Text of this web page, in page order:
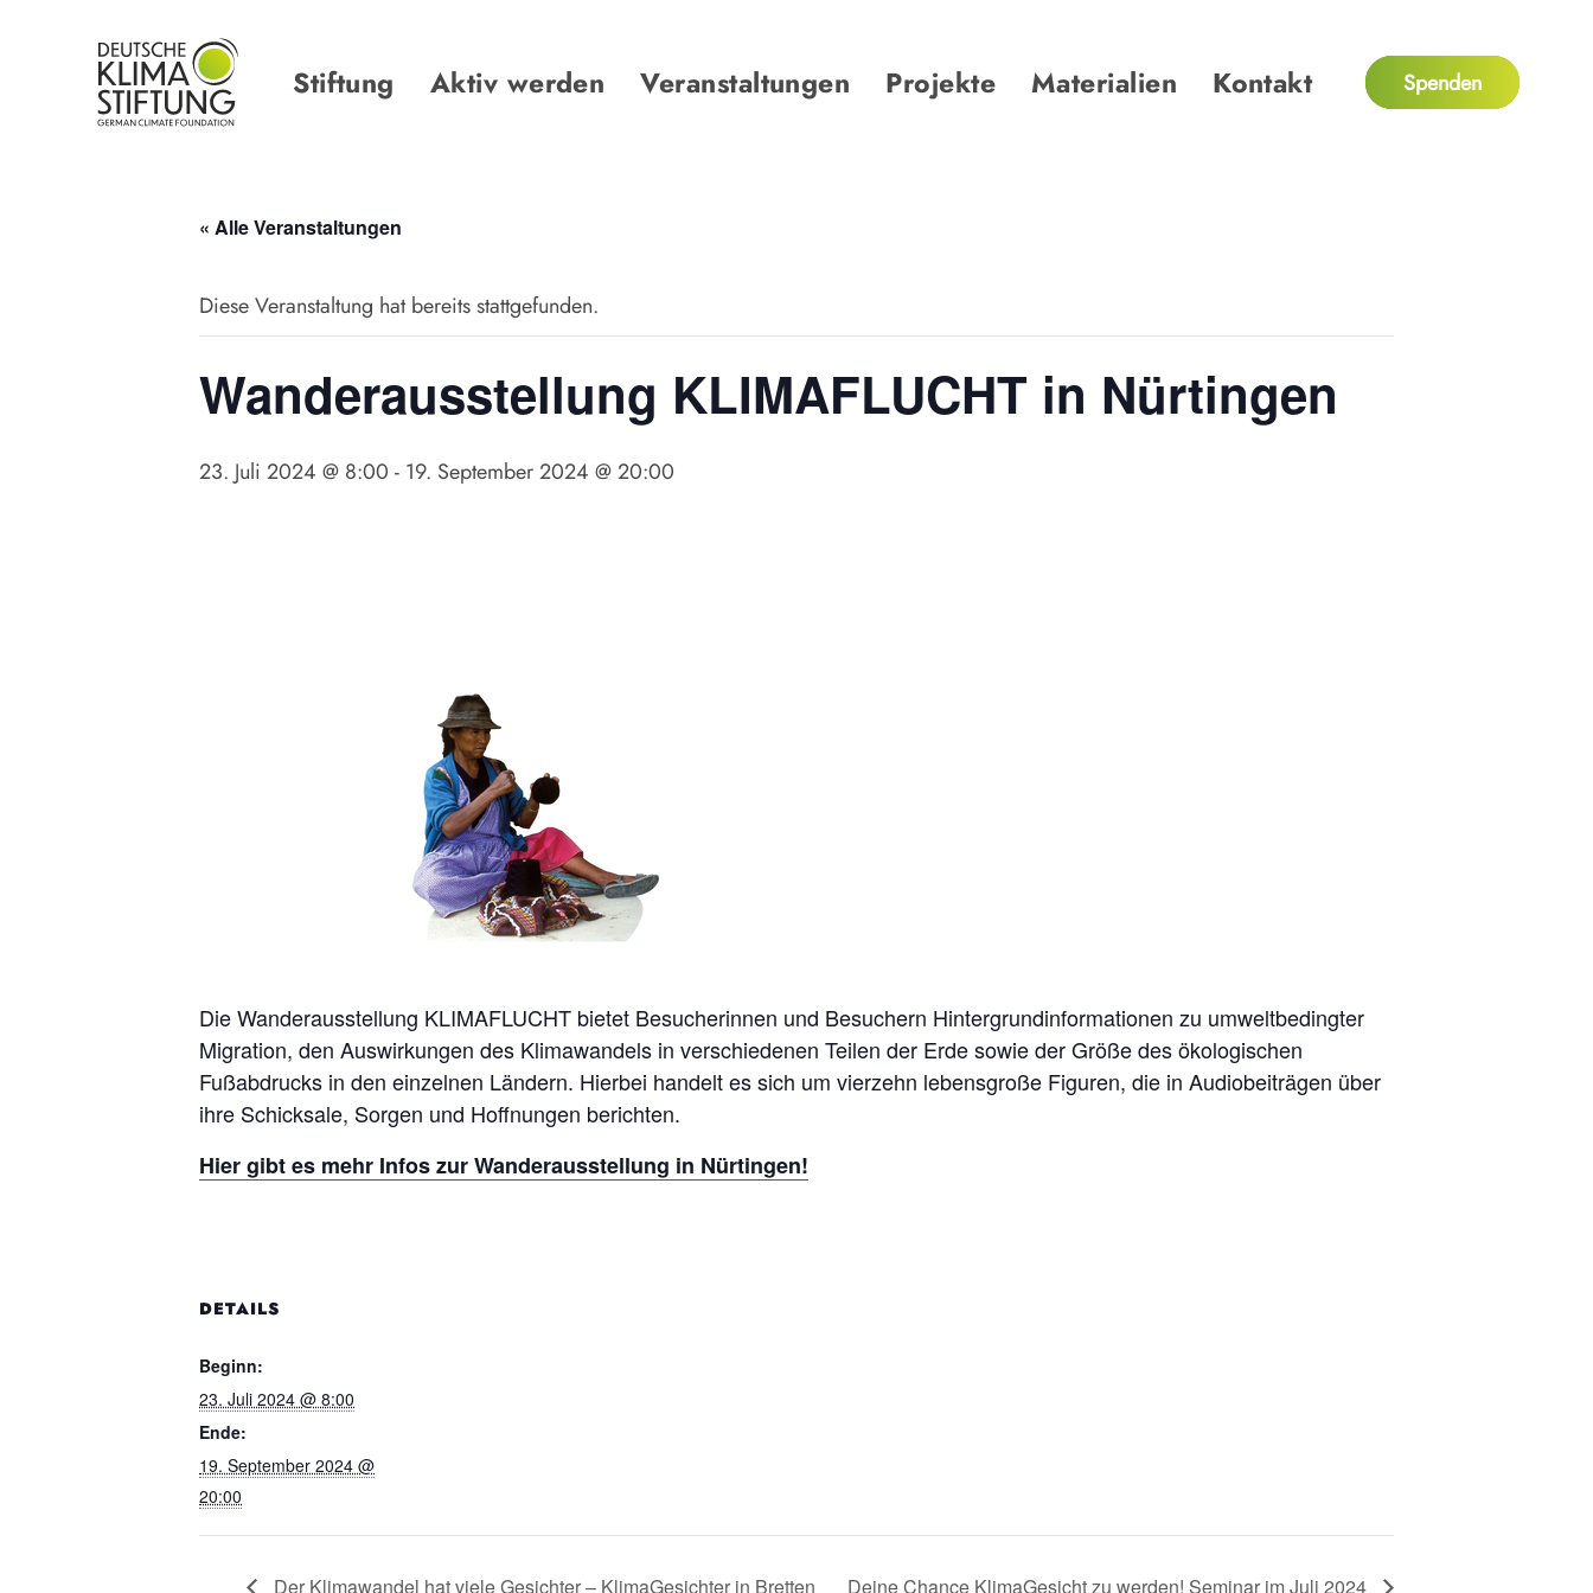
überspringen
primären
Navigation
springen
Stiftung Aktiv werden Veranstaltungen Projekte Materialien Kontakt Spenden
« Alle Veranstaltungen
Diese Veranstaltung hat bereits stattgefunden.
Wanderausstellung KLIMAFLUCHT in Nürtingen
23. Juli 2024 @ 8:00 - 19. September 2024 @ 20:00
Die Wanderausstellung KLIMAFLUCHT bietet Besucherinnen und Besuchern Hintergrundinformationen zu umweltbedingter
Migration, den Auswirkungen des Klimawandels in verschiedenen Teilen der Erde sowie der Größe des ökologischen
Fußabdrucks in den einzelnen Ländern. Hierbei handelt es sich um vierzehn lebensgroße Figuren, die in Audiobeiträgen über
ihre Schicksale, Sorgen und Hoffnungen berichten.
Hier gibt es mehr Infos zur Wanderausstellung in Nürtingen!
DETAILS
Beginn:
23. Juli 2024 @ 8:00
Ende:
19. September 2024 @
20:00
Der Klimawandel hat viele Gesichter – KlimaGesichter in Bretten Deine Chance KlimaGesicht zu werden! Seminar im Juli 2024